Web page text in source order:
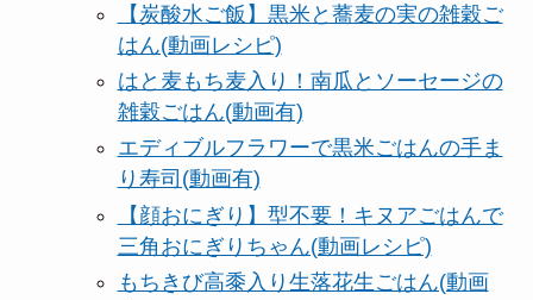
【炭酸水ご飯】黒米と蕎麦の実の雑穀ご
はん(動画レシピ)
はと麦もち麦入り！南瓜とソーセージの
雑穀ごはん(動画有)
エディブルフラワーで黒米ごはんの手ま
り寿司(動画有)
【顔おにぎり】型不要！キヌアごはんで
三角おにぎりちゃん(動画レシピ)
もちきび高黍入り生落花生ごはん(動画